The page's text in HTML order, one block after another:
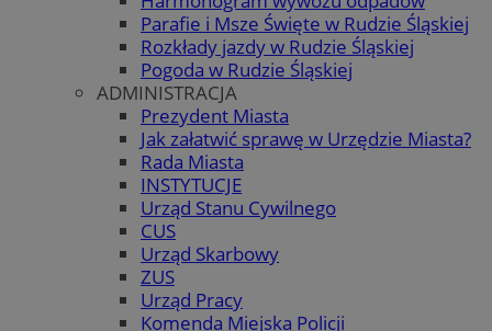
Parafie i Msze Święte w Rudzie Śląskiej
Rozkłady jazdy w Rudzie Śląskiej
Pogoda w Rudzie Śląskiej
ADMINISTRACJA
Prezydent Miasta
Jak załatwić sprawę w Urzędzie Miasta?
Rada Miasta
INSTYTUCJE
Urząd Stanu Cywilnego
CUS
Urząd Skarbowy
ZUS
Urząd Pracy
Komenda Miejska Policji